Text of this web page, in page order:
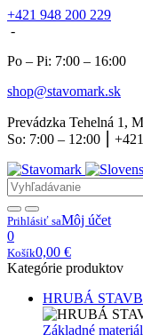
+421 948 200 229
-
Po – Pi: 7:00 – 16:00
shop@stavomark.sk
Prevádzka Tehelná 1,
So: 7:00 – 12:00 ⎮
Prihlásiť saMôj účet
0
Košík0,00 €
Kategórie produktov
HRUBÁ
Základné